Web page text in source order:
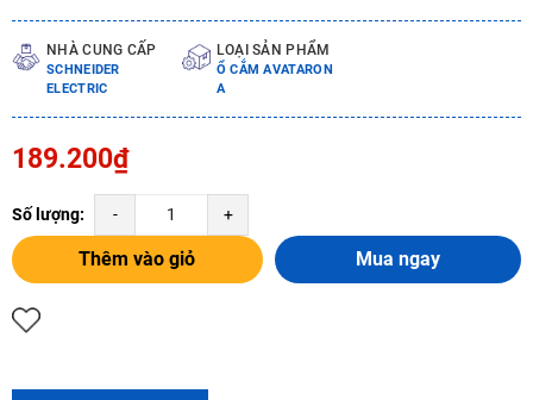
NHÀ CUNG CẤP
SCHNEIDER
ELECTRIC
LOẠI SẢN PHẨM
Ổ CẮM AVATARON
A
189.200₫
Số lượng: - +
Thêm vào giỏ Mua ngay